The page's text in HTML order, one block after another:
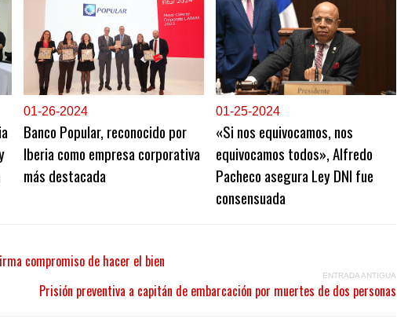
01-26-2024
Banco Popular, reconocido por
Iberia como empresa corporativa
más destacada
01-25-2024
«Si nos equivocamos, nos
equivocamos todos», Alfredo
Pacheco asegura Ley DNI fue
consensuada
compromiso de hacer el bien
ENTRADA ANTIGUA
Prisión preventiva a capitán de embarcación por muertes de dos personas